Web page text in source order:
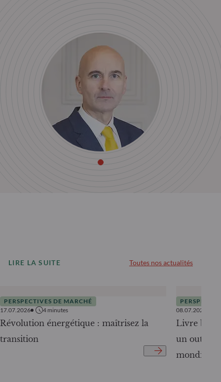
LIRE LA SUITE Toutes nos actualités
PERSPECTIVES DE MARCHÉ
17.07.2026
4 minutes
Révolution énergétique : maîtrisez la
transition
08.07.2026
Livre
un outil
mondiale